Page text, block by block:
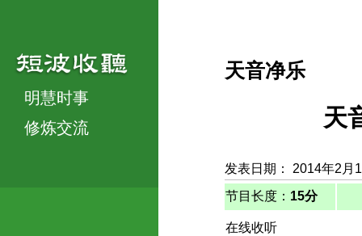
明慧时事
修炼交流
天音净乐
天
发表日期： 2014年2月
节目长度： 15分
在线收听